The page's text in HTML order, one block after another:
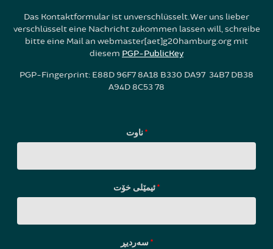
Das Kontaktformular ist unverschlüsselt. Wer uns lieber
verschlüsselt eine Nachricht zukommen lassen will, schreibe
bitte eine Mail an webmaster[aet]g20hamburg.org mit
diesem PGP-PublicKey
PGP-Fingerprint: E88D 96F7 8A18 B330 DA97 34B7 DB38
A94D 8C53 78
ناوت*
*
سه‌ردیڕ*